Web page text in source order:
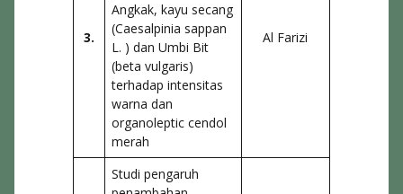
3.
Angkak, kayu secang
(Caesalpinia sappan
L. ) dan Umbi Bit
(beta vulgaris)
terhadap intensitas
warna dan
organoleptic cendol
merah
Al Farizi
Studi pengaruh